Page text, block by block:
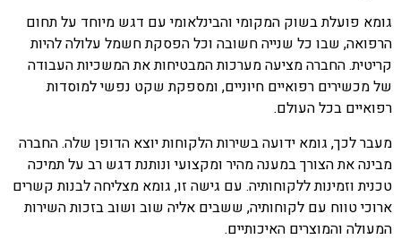
גומא פועלת בשוק המקומי והבינלאומי עם דגש מיוחד על תחום
הרפואה, שבו כל שנייה חשובה וכל הפסקת חשמל עלולה להיות
קריטית. החברה מציעה מערכות המבטיחות את המשכיות העבודה
של מכשירים רפואיים חיוניים, ומספקת שקט נפשי למוסדות
רפואיים בכל העולם.
מעבר לכך, גומא ידועה בשירות הלקוחות יוצא הדופן שלה. החברה
מבינה את הצורך במענה מהיר ומקצועי ונותנת דגש רב על תמיכה
טכנית וזמינות ללקוחותיה. עם גישה זו, גומא מצליחה לבנות קשרים
ארוכי טווח עם לקוחותיה, ששבים אליה שוב ושוב בזכות השירות
המעולה והמוצרים האיכותיים.